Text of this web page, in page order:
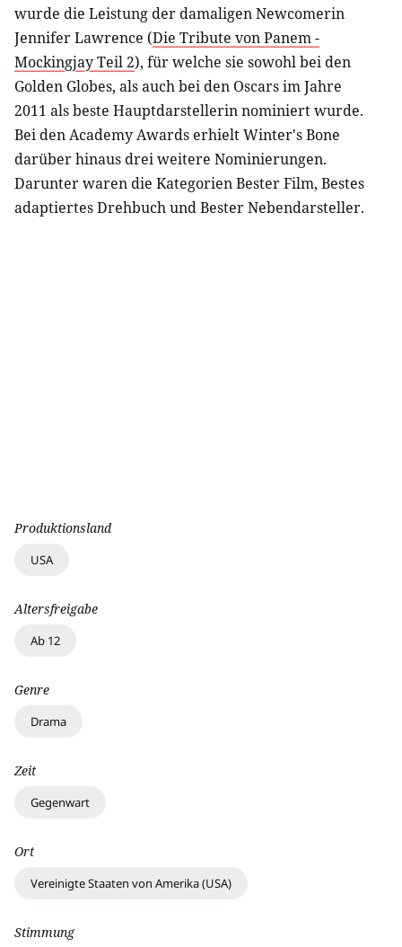
wurde die Leistung der damaligen Newcomerin
Jennifer Lawrence (Die Tribute von Panem -
Mockingjay Teil 2), für welche sie sowohl bei den
Golden Globes, als auch bei den Oscars im Jahre
2011 als beste Hauptdarstellerin nominiert wurde.
Bei den Academy Awards erhielt Winter's Bone
darüber hinaus drei weitere Nominierungen.
Darunter waren die Kategorien Bester Film, Bestes
adaptiertes Drehbuch und Bester Nebendarsteller.
Produktionsland
USA
Altersfreigabe
Ab 12
Genre
Drama
Zeit
Gegenwart
Ort
Vereinigte Staaten von Amerika (USA)
Stimmung